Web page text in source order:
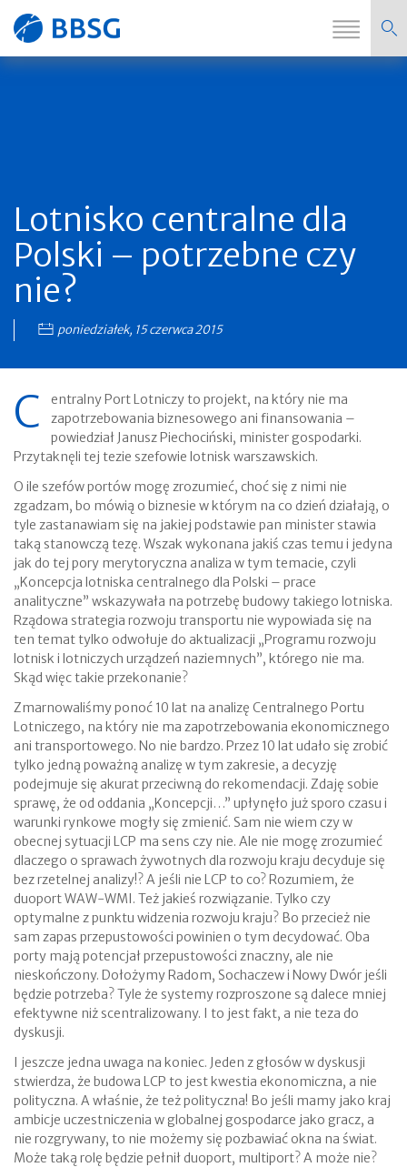
Strona
Lotnisko centralne dla
Polski – potrzebne czy
nie?
poniedziałek, 15 czerwca 2015
C
entralny Port Lotniczy to projekt, na który nie ma
zapotrzebowania biznesowego ani finansowania –
powiedział Janusz Piechociński, minister gospodarki.
Przytaknęli tej tezie szefowie lotnisk warszawskich.
O ile szefów portów mogę zrozumieć, choć się z nimi nie
zgadzam, bo mówią o biznesie w którym na co dzień działają, o
tyle zastanawiam się na jakiej podstawie pan minister stawia
taką stanowczą tezę. Wszak wykonana jakiś czas temu i jedyna
jak do tej pory merytoryczna analiza w tym temacie, czyli
„Koncepcja lotniska centralnego dla Polski – prace
analityczne” wskazywała na potrzebę budowy takiego lotniska.
Rządowa strategia rozwoju transportu nie wypowiada się na
ten temat tylko odwołuje do aktualizacji „Programu rozwoju
lotnisk i lotniczych urządzeń naziemnych”, którego nie ma.
Skąd więc takie przekonanie?
Zmarnowaliśmy ponoć 10 lat na analizę Centralnego Portu
Lotniczego, na który nie ma zapotrzebowania ekonomicznego
ani transportowego. No nie bardzo. Przez 10 lat udało się zrobić
tylko jedną poważną analizę w tym zakresie, a decyzję
podejmuje się akurat przeciwną do rekomendacji. Zdaję sobie
sprawę, że od oddania „Koncepcji…” upłynęło już sporo czasu i
warunki rynkowe mogły się zmienić. Sam nie wiem czy w
obecnej sytuacji LCP ma sens czy nie. Ale nie mogę zrozumieć
dlaczego o sprawach żywotnych dla rozwoju kraju decyduje się
bez rzetelnej analizy!? A jeśli nie LCP to co? Rozumiem, że
duoport WAW-WMI. Też jakieś rozwiązanie. Tylko czy
optymalne z punktu widzenia rozwoju kraju? Bo przecież nie
sam zapas przepustowości powinien o tym decydować. Oba
porty mają potencjał przepustowości znaczny, ale nie
nieskończony. Dołożymy Radom, Sochaczew i Nowy Dwór jeśli
będzie potrzeba? Tyle że systemy rozproszone są dalece mniej
efektywne niż scentralizowany. I to jest fakt, a nie teza do
dyskusji.
I jeszcze jedna uwaga na koniec. Jeden z głosów w dyskusji
stwierdza, że budowa LCP to jest kwestia ekonomiczna, a nie
polityczna. A właśnie, że też polityczna! Bo jeśli mamy jako kraj
ambicje uczestniczenia w globalnej gospodarce jako gracz, a
nie rozgrywany, to nie możemy się pozbawiać okna na świat.
Może taką rolę będzie pełnił duoport, multiport? A może nie?